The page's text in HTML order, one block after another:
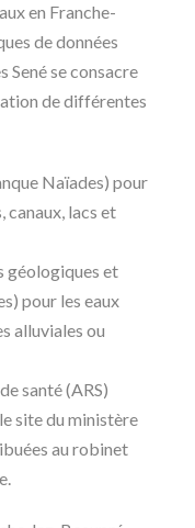
en Franche-
de données
Sené se consacre
de différentes
Naïades) pour
canaux, lacs et
géologiques et
pour les eaux
alluviales ou
santé (ARS)
site du ministère
au robinet